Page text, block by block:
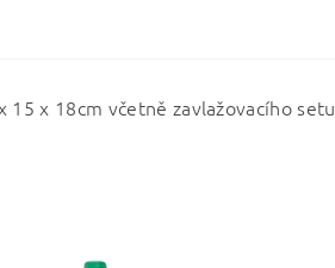
x 18cm včetně zavlažovacího setu